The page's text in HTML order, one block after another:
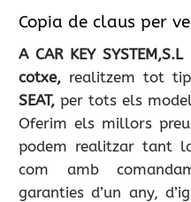
Copia de claus per
A CAR KEY
cotxe, realitzem tot
SEAT, per tots els
Oferim els millors
podem realitzar tant
com amb
garanties d’un any,